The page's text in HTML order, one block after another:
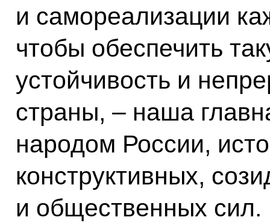
и самореализации
чтобы обеспечить
устойчивость и
страны, – наша
народом России,
конструктивных,
и общественных сил.